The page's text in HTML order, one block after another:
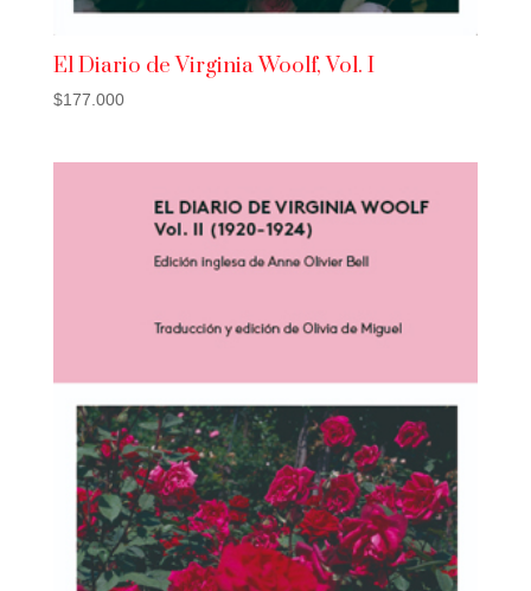
El Diario de Virginia Woolf, Vol. I
$177.000